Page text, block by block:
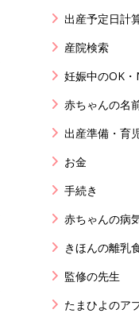
出産予定日計
産院検索
妊娠中のOK・
赤ちゃんの名
出産準備・育
お金
手続き
赤ちゃんの病
きほんの離乳
監修の先生
たまひよのア